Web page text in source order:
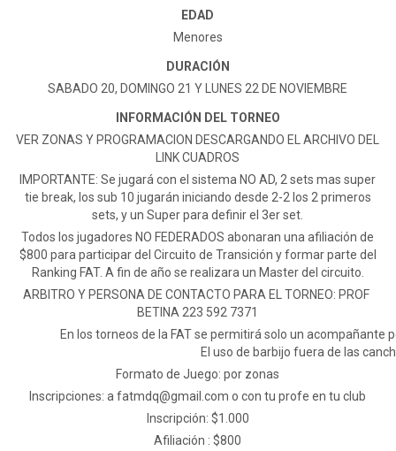
EDAD
Menores
DURACIÓN
SABADO 20, DOMINGO 21 Y LUNES 22 DE NOVIEMBRE
INFORMACIÓN DEL TORNEO
VER ZONAS Y PROGRAMACION DESCARGANDO EL ARCHIVO DEL
LINK CUADROS
IMPORTANTE: Se jugará con el sistema NO AD, 2 sets mas super
tie break, los sub 10 jugarán iniciando desde 2-2 los 2 primeros
sets, y un Super para definir el 3er set.
Todos los jugadores NO FEDERADOS abonaran una afiliación de
$800 para participar del Circuito de Transición y formar parte del
Ranking FAT. A fin de año se realizara un Master del circuito.
ARBITRO Y PERSONA DE CONTACTO PARA EL TORNEO: PROF
BETINA 223 592 7371
En los torneos de la FAT se permitirá solo un acompañante
El uso de barbijo fuera de las
Formato de Juego: por zonas
Inscripciones: afatmdq@gmail.com o con tu profe en tu club
Inscripción: $1.000
Afiliación : $800